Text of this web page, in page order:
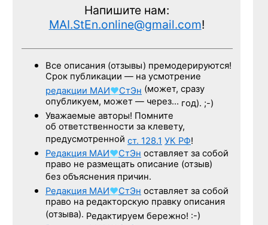
Напишите нам:
MAI.StEn.online@gmail.com!
Все описания (отзывы) премодерируются!
Срок публикации — на усмотрение
редакции МАИ♥СтЭн (может, сразу
опубликуем, может — через… год). ;-)
Уважаемые авторы! Помните
об ответственности за клевету,
предусмотренной ст. 128.1 УК РФ!
Редакция МАИ♥СтЭн оставляет за собой
право не размещать описание (отзыв)
без объяснения причин.
Редакция МАИ♥СтЭн оставляет за собой
право на редакторскую правку описания
(отзыва). Редактируем бережно! :-)